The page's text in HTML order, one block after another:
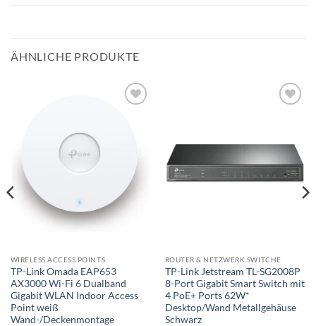
ÄHNLICHE PRODUKTE
WIRELESS ACCESS POINTS
TP-Link Omada EAP653
AX3000 Wi-Fi 6 Dualband
Gigabit WLAN Indoor Access
Point weiß
Wand-/Deckenmontage
ROUTER & NETZWERK SWITCHE
TP-Link Jetstream TL-SG2008P
8-Port Gigabit Smart Switch mit
4 PoE+ Ports 62W*
Desktop/Wand Metallgehäuse
Schwarz